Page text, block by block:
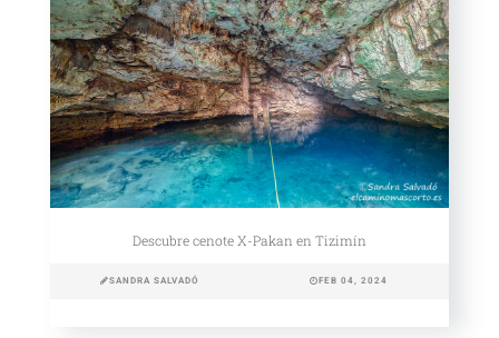
Descubre cenote X-Pakan en Tizimín
SANDRA SALVADÓ FEB 04, 2024